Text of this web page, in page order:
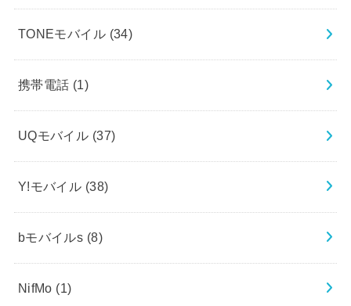
TONEモバイル (34)
携帯電話 (1)
UQモバイル (37)
Y!モバイル (38)
bモバイルs (8)
NifMo (1)